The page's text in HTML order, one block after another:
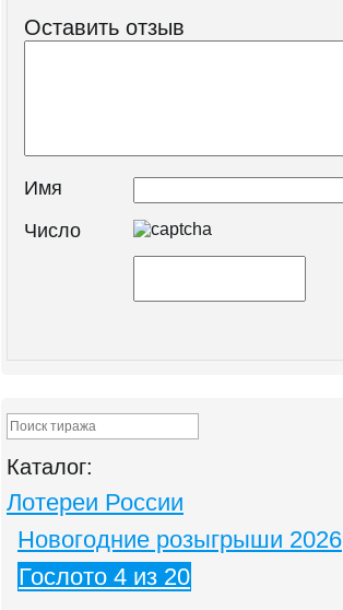
Оставить отзыв
Имя
Число
Каталог:
Лотереи России
Новогодние розыгрыши 2026
Гослото 4 из 20